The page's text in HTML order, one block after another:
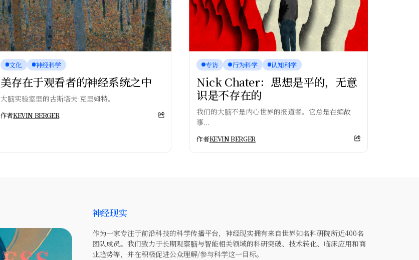
文化 神经科学
美存在于观看者的神经系统之中
大脑实验室里的古斯塔夫·克里姆特。
作者KEVIN BERGER
专访 行为科学 认知科学
Nick Chater：思想是平的，无意
识是不存在的
我们的大脑不是内心世界的报道者。它总是在编故
事...
作者KEVIN BERGER
神经现实
作为一家专注于前沿科技的科学传播平台，神经现实拥有来自世界知名科研院所近400名
团队成员。我们致力于长期观察脑与智能相关领域的科研突破、技术转化、临床应用和商
业趋势等，并在积极促进公众理解/参与科学这一目标。